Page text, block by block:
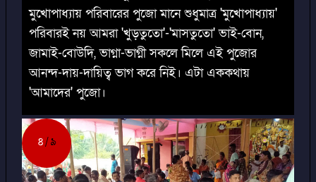
মুখোপাধ্যায় পরিবারের পুজো মানে শুধুমাত্র 'মুখোপাধ্যায়'
পরিবারই নয় আমরা 'খুড়তুতো'-'মাসতুতো' ভাই-বোন,
জামাই-বোউদি, ভাগ্না-ভাগ্নী সকলে মিলে এই পুজোর
আনন্দ-দায়-দায়িত্ব ভাগ করে নিই। এটা এককথায়
'আমাদের' পুজো।
৪ ৯